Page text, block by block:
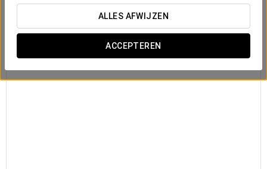
ALLES AFWIJZEN
ACCEPTEREN